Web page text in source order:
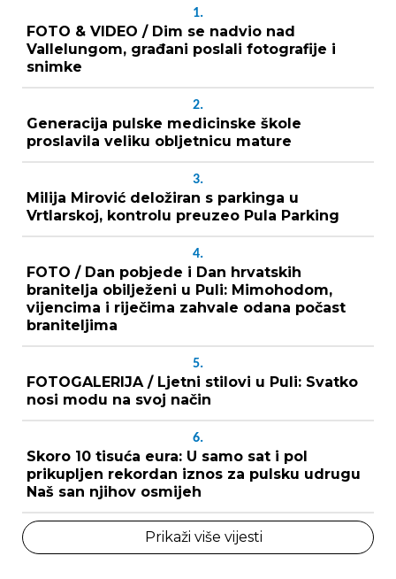
1.
FOTO & VIDEO / Dim se nadvio nad
Vallelungom, građani poslali fotografije i
snimke
2.
Generacija pulske medicinske škole
proslavila veliku obljetnicu mature
3.
Milija Mirović deložiran s parkinga u
Vrtlarskoj, kontrolu preuzeo Pula Parking
4.
FOTO / Dan pobjede i Dan hrvatskih
branitelja obilježeni u Puli: Mimohodom,
vijencima i riječima zahvale odana počast
braniteljima
5.
FOTOGALERIJA / Ljetni stilovi u Puli: Svatko
nosi modu na svoj način
6.
Skoro 10 tisuća eura: U samo sat i pol
prikupljen rekordan iznos za pulsku udrugu
Naš san njihov osmijeh
Prikaži više vijesti